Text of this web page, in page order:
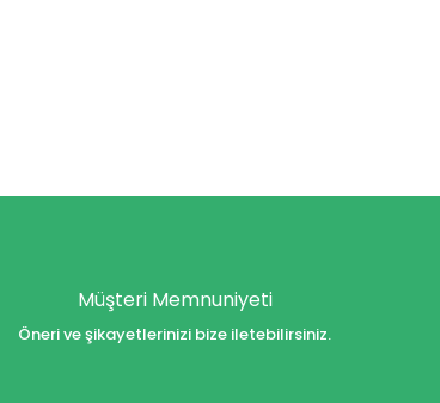
Müşteri Memnuniyeti
Öneri ve şikayetlerinizi bize iletebilirsiniz.